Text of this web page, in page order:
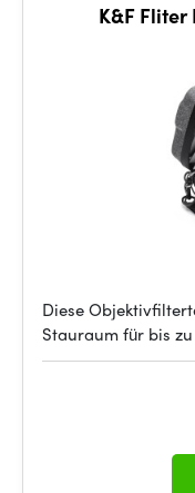
K&F Fliter
Diese
Stauraum für bis